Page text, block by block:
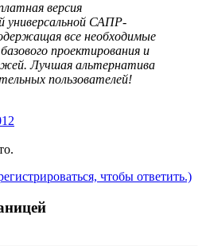
версия
универсальной САПР-
все необходимые
проектирования и
Лучшая альтернатива
пользователей!
чтобы ответить.)